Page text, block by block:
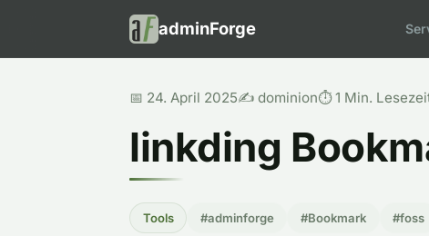
adminForge
📅 24. April 2025✍️ dominion⏱️ 1 Min.
linkding
Tools #adminforge #Bookmark #foss